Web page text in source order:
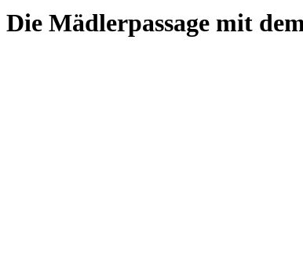
Die Mädlerpassage mit